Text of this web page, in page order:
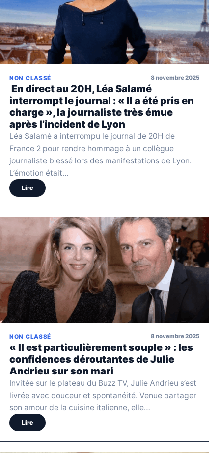
NON CLASSÉ 8 novembre 2025
En direct au 20H, Léa Salamé
interrompt le journal : « Il a été pris en
charge », la journaliste très émue
après l’incident de Lyon
Léa Salamé a interrompu le journal de 20H de
France 2 pour rendre hommage à un collègue
journaliste blessé lors des manifestations de Lyon.
L’émotion était…
Lire
NON CLASSÉ 8 novembre 2025
« Il est particulièrement souple » : les
confidences déroutantes de Julie
Andrieu sur son mari
Invitée sur le plateau du Buzz TV, Julie Andrieu s’est
livrée avec douceur et spontanéité. Venue partager
son amour de la cuisine italienne, elle…
Lire